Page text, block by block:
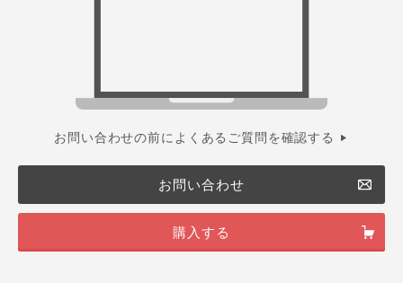
お問い合わせの前によくあるご質問を確認する
お問い合わせ
購入する